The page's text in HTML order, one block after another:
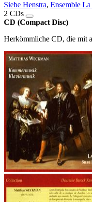
Siebe Henstra, Ensemble
2 CDs
CD (Compact Disc)
Herkömmliche CD, die mit